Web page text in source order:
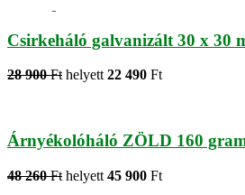
Csirkeháló galvanizált 30 x 30
28 900 Ft helyett 22 490 Ft
Árnyékolóháló ZÖLD 160
48 260 Ft helyett 45 900 Ft